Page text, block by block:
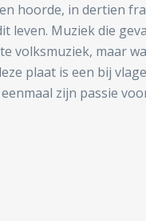
hoorde, in dertien
leven. Muziek die
volksmuziek, maar
plaat is een bij
zijn passie